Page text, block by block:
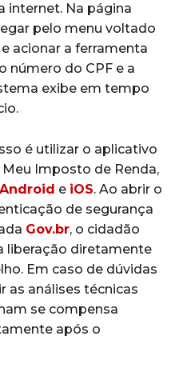
internet. Na página
pelo menu voltado
acionar a ferramenta
número do CPF e a
exibe em tempo
é utilizar o aplicativo
Imposto de Renda,
Android e iOS. Ao abrir o
de segurança
Gov.br, o cidadão
liberação diretamente
Em caso de dúvidas
as análises técnicas
se compensa
após o